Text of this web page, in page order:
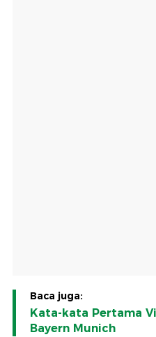
Baca juga:
Kata-kata Pertama
Bayern Munich